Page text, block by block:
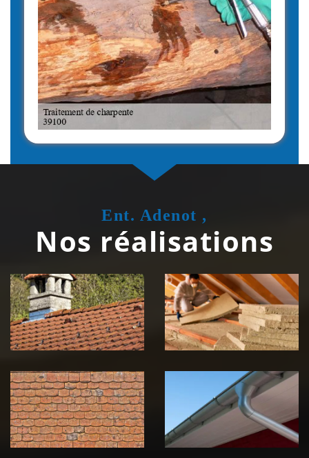
Ent. Adenot ,
Nos réalisations
Couvreur
zingueur 39
Jura
Isolation de
toiture 39
Jura
démoussage de
toiture 39
Jura
pose de
gouttière 39
Jura